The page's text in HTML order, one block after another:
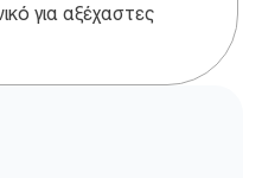
για αξέχαστες